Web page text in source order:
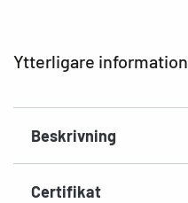
Ytterligare information
Beskrivning
Certifikat